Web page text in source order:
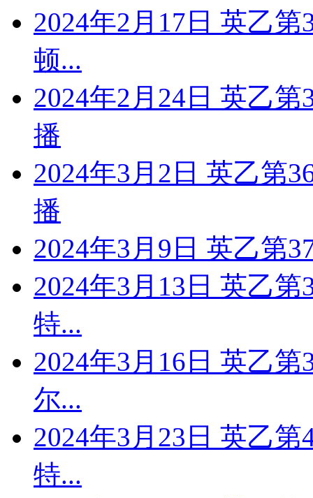
2024年2月17日 英乙
顿...
2024年2月24日 英乙
播
2024年3月2日 英乙第
播
2024年3月9日 英乙第
2024年3月13日 英乙
特...
2024年3月16日 英乙
尔...
2024年3月23日 英乙
特...